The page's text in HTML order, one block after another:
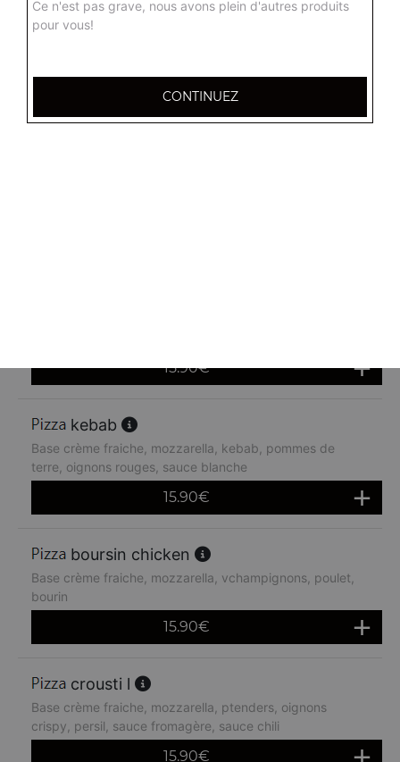
chicken
de terre, champignons
15.90€
kebab
Base crème fraiche, mozzarella, kebab, pommes de
terre, oignons rouges, sauce blanche
15.90€
boursin chicken
Base crème fraiche, mozzarella, vchampignons, poulet,
bourin
15.90€
crousti l
Base crème fraiche, mozzarella, ptenders, oignons
crispy, persil, sauce fromagère, sauce chili
15.90€
Ce n'est pas grave, nous avons plein d'autres produits
pour vous!
CONTINUEZ